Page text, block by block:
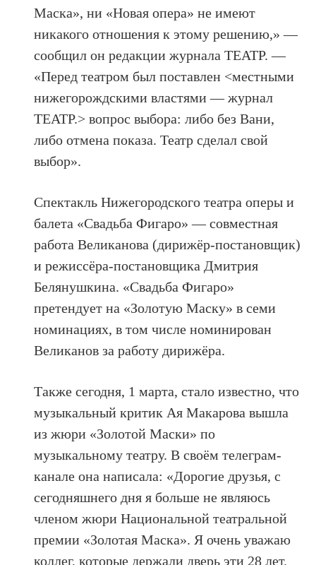
Маска», ни «Новая опера» не имеют
никакого отношения к этому решению,» —
сообщил он редакции журнала ТЕАТР. —
«Перед театром был поставлен <местными
нижегорождскими властями — журнал
ТЕАТР.> вопрос выбора: либо без Вани,
либо отмена показа. Театр сделал свой
выбор».
Спектакль Нижегородского театра оперы и
балета «Свадьба Фигаро» — совместная
работа Великанова (дирижёр-постановщик)
и режиссёра-постановщика Дмитрия
Белянушкина. «Свадьба Фигаро»
претендует на «Золотую Маску» в семи
номинациях, в том числе номинирован
Великанов за работу дирижёра.
Также сегодня, 1 марта, стало известно, что
музыкальный критик Ая Макарова вышла
из жюри «Золотой Маски» по
музыкальному театру. В своём телеграм-
канале она написала: «Дорогие друзья, с
сегодняшнего дня я больше не являюсь
членом жюри Национальной театральной
премии «Золотая Маска». Я очень уважаю
коллег, которые держали дверь эти 28 лет.